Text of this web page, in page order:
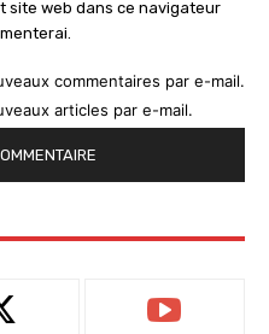
site web dans ce navigateur
commentaires par e-mail.
articles par e-mail.